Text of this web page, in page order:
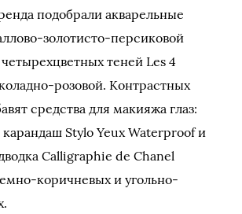
подобрали акварельные
золотисто-персиковой
теней Les 4
розовой. Контрастных
средства для макияжа глаз:
Stylo Yeux Waterproof и
Calligraphie de Chanel
коричневых и угольно-